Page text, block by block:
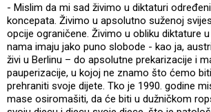
- Mislim da mi sad živimo u diktaturi
koncepata. Živimo u apsolutno suženoj
opcije ograničene. Živimo u obliku diktature
nama imaju jako puno slobode - kao ja,
živi u Berlinu – do apsolutne prekarizacije i
pauperizacije, u kojoj ne znamo što ćemo
prehraniti svoje dijete. Tko je 1990. godine
mase osiromašiti, da će biti u dužničkom